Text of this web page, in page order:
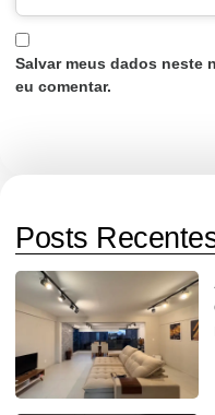
Salvar meus dados neste
eu comentar.
Posts